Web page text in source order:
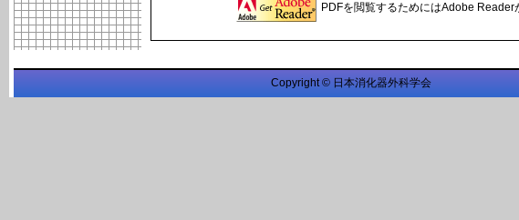
PDFを閲覧するためにはAdobe Reader
Copyright © 日本消化器外科学会